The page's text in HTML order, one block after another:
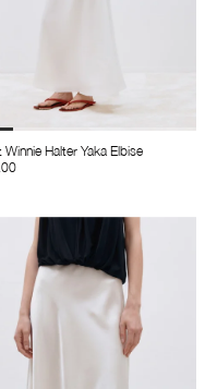
Winnie Halter Yaka Elbise